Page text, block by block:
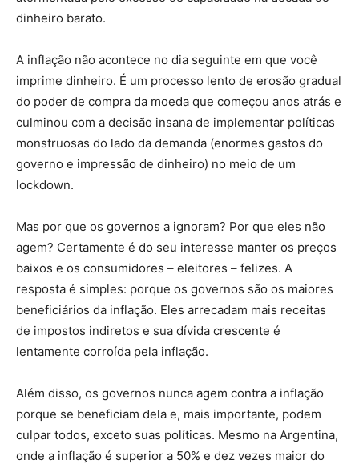
dinheiro barato.
A inflação não acontece no dia seguinte em que você
imprime dinheiro. É um processo lento de erosão gradual
do poder de compra da moeda que começou anos atrás e
culminou com a decisão insana de implementar políticas
monstruosas do lado da demanda (enormes gastos do
governo e impressão de dinheiro) no meio de um
lockdown.
Mas por que os governos a ignoram? Por que eles não
agem? Certamente é do seu interesse manter os preços
baixos e os consumidores – eleitores – felizes. A
resposta é simples: porque os governos são os maiores
beneficiários da inflação. Eles arrecadam mais receitas
de impostos indiretos e sua dívida crescente é
lentamente corroída pela inflação.
Além disso, os governos nunca agem contra a inflação
porque se beneficiam dela e, mais importante, podem
culpar todos, exceto suas políticas. Mesmo na Argentina,
onde a inflação é superior a 50% e dez vezes maior do